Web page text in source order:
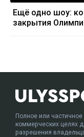
Ещё одно шоу:
закрытия
Полное или
коммерческих целях
разрешения